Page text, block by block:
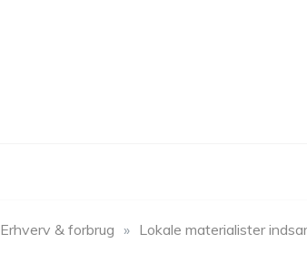
Erhverv & forbrug » Lokale materialister